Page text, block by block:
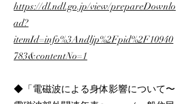
https://dl.ndl.go.jp/view/prepareDownlo
ad?
itemId=info%3Andljp%2Fpid%2F10940
783&contentNo=1
◆「電磁波による身体影響について〜